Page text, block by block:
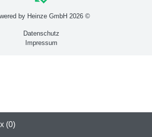
by Heinze GmbH 2026 ©
Datenschutz
Impressum
(0)